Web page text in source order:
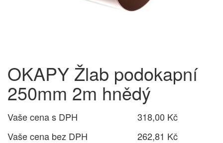
OKAPY Žlab podokapní
250mm 2m hnědý
Vaše cena s DPH
318,00 Kč
Vaše cena bez DPH
262,81 Kč